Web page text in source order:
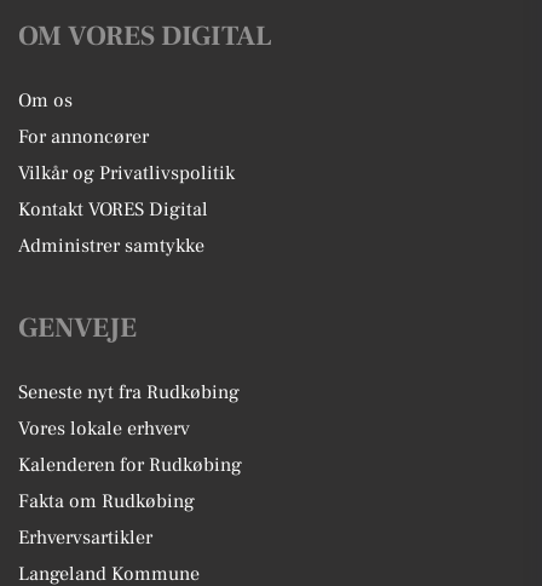
OM VORES DIGITAL
Om os
For annoncører
Vilkår og Privatlivspolitik
Kontakt VORES Digital
Administrer samtykke
GENVEJE
Seneste nyt fra Rudkøbing
Vores lokale erhverv
Kalenderen for Rudkøbing
Fakta om Rudkøbing
Erhvervsartikler
Langeland Kommune